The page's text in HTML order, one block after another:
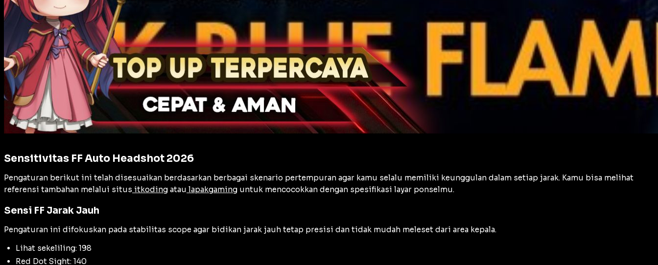
Sensitivitas FF Auto Headshot 2026
Pengaturan berikut ini telah disesuaikan berdasarkan berbagai skenario pertempuran agar kamu selalu memiliki keunggulan dalam setiap jarak. Kamu bisa melihat
referensi tambahan melalui situs itkoding atau lapakgaming untuk mencocokkan dengan spesifikasi layar ponselmu.
Sensi FF Jarak Jauh
Pengaturan ini difokuskan pada stabilitas scope agar bidikan jarak jauh tetap presisi dan tidak mudah meleset dari area kepala.
Lihat sekeliling: 198
Red Dot Sight: 140